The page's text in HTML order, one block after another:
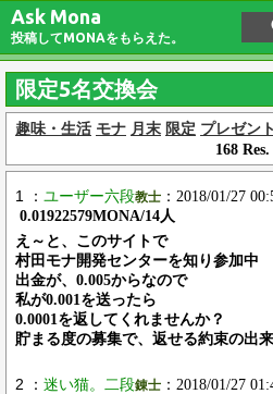
Ask Mona
投稿してMONAをもらえた。
限定5名交換会
趣味・生活 モナ 月末 限定 プレゼント
168
1 ： ユーザー六段教士 ：2018/01/27
0.01922579MONA/14人
え～と、このサイトで
村田モナ開発センターを知り参加中
出金が、0.005からなので
私が0.001を送ったら
0.0001を返してくれませんか？
貯まる度の募集で、返せる約束の出
2 ： 迷い猫。二段錬士 ：2018/01/27